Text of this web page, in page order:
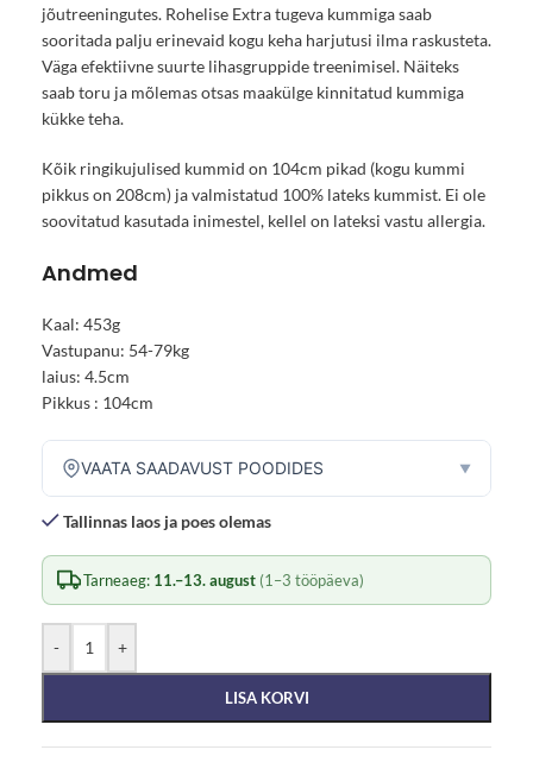
jõutreeningutes. Rohelise Extra tugeva kummiga saab
sooritada palju erinevaid kogu keha harjutusi ilma raskusteta.
Väga efektiivne suurte lihasgruppide treenimisel. Näiteks
saab toru ja mõlemas otsas maakülge kinnitatud kummiga
kükke teha.
Kõik ringikujulised kummid on 104cm pikad (kogu kummi
pikkus on 208cm) ja valmistatud 100% lateks kummist. Ei ole
soovitatud kasutada inimestel, kellel on lateksi vastu allergia.
Andmed
Kaal: 453g
Vastupanu: 54-79kg
laius: 4.5cm
Pikkus : 104cm
VAATA SAADAVUST POODIDES ▼
Tallinnas laos ja poes olemas
Tarneaeg: 11.–13. august (1–3 tööpäeva)
- +
LISA KORVI